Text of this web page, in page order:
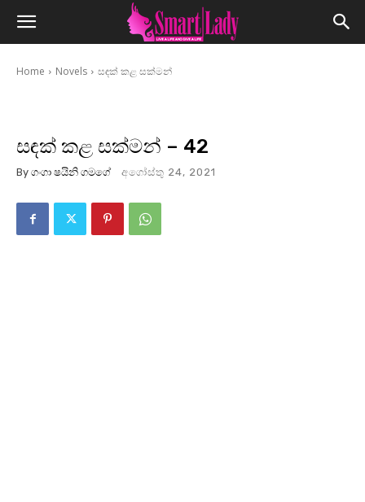
Home Novels සඳක් කළ සක්මන්
සඳක් කළ සක්මන් – 42
By ගංගා ෂයිනි ගමගේ අගෝස්තු 24, 2021